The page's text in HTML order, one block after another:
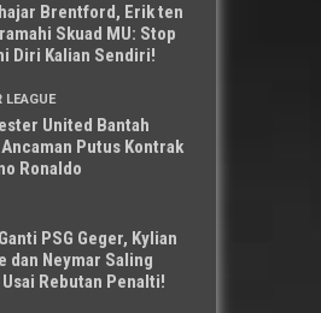
Brentford, Erik ten
Skuad MU: Stop
Diri Kalian Sendiri!
LEAGUE
United Bantah
Putus Kontrak
Ronaldo
PSG Geger, Kylian
dan Neymar Saling
Rebutan Penalti!